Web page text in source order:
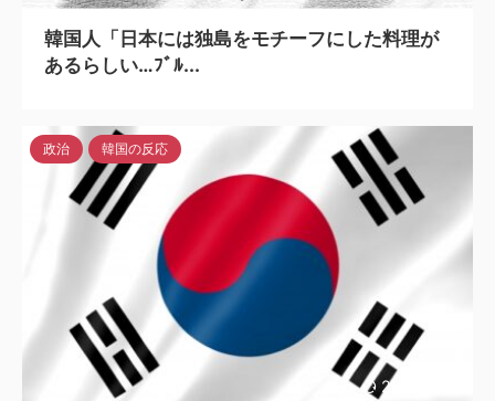
韓国人「日本には独島をモチーフにした料理が
あるらしい…ﾌﾞﾙ...
2024/8/18
政治 韓国の反応